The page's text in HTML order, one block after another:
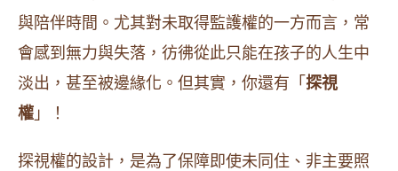
與陪伴時間。尤其對未取得監護權的一方而言，常
會感到無力與失落，彷彿從此只能在孩子的人生中
淡出，甚至被邊緣化。但其實，你還有「 探視
權 」！
探視權的設計，是為了保障即使未同住、非主要照